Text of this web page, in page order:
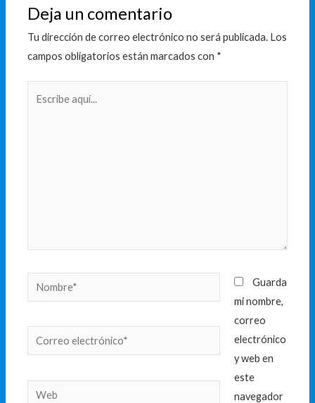
Deja un comentario
Tu dirección de correo electrónico no será publicada. Los
campos obligatorios están marcados con *
Nombre*
Correo
electrónico*
Web
Guarda
mi nombre,
correo
electrónico
y web en
este
navegador